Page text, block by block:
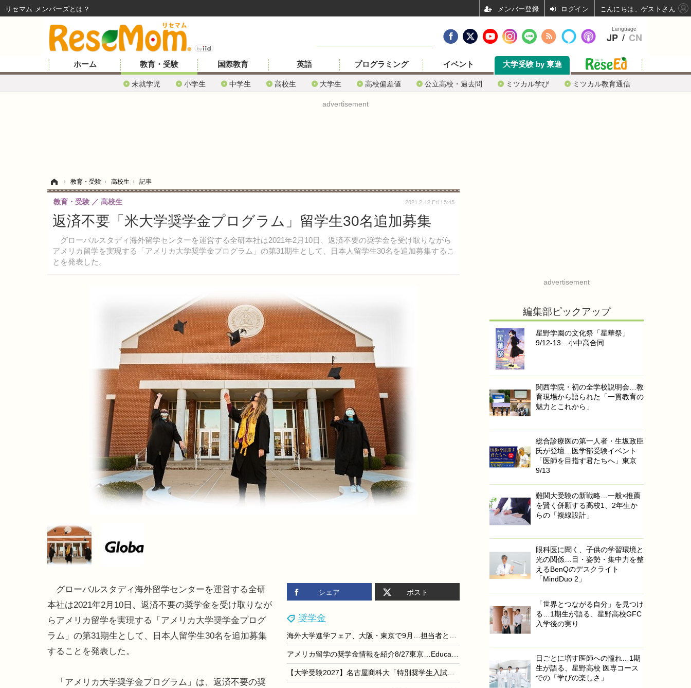
ホーム 教育・受験
未就学児 小学生 中学生 高校生 大学生 高校偏差値 公立高校・過去問 ミツカル学び ミツカル教育通信
国際教育 英語 プログラミング イベント 大学受験 by 東進
advertisement
› 教育・受験 › 高校生 › 記事
返済不要「米大学奨学金プログラム」留学生30名追加募集
グローバルスタディ海外留学センターを運営する全研本社は2021年2月10日、返済不要の奨学金を受け取りながら
アメリカ留学を実現する「アメリカ大学奨学金プログラム」の第31期生として、日本人留学生30名を追加募集するこ
とを発表した。
教育・受験 高校生 2021.2.12 Fri 15:45
シェア ポスト
奨学金
海外大学進学フェア、大阪・東京で9月…担当者と個別相談
アメリカ留学の奨学金情報を紹介8/27東京…EducationUSA
【大学受験2027】名古屋商科大「特別奨学生入試」最大360万円給付
グローバルスタディ海外留学センターを運営する全研
本社は2021年2月10日、返済不要の奨学金を受け取りなが
らアメリカ留学を実現する「アメリカ大学奨学金プログ
ラム」の第31期生として、日本人留学生30名を追加募集
することを発表した。
「アメリカ大学奨学金プログラム」は、返済不要の奨
advertisement
編集部ピックアップ
星野学園の文化祭「星華祭」
9/12-13…小中高合同
関西学院・初の全学校説明会…教
育現場から語られた「一貫教育の
魅力とこれから」
総合診療医の第一人者・生坂政臣
氏が登壇…医学部受験イベント
「医師を目指す君たちへ」東京
9/13
難関大受験の新戦略…一般×推薦
を賢く併願する高校1、2年生か
らの「複線設計」
眼科医に聞く、子供の学習環境と
光の関係…目・姿勢・集中力を整
えるBenQのデスクライト
「MindDuo 2」
「世界とつながる自分」を見つけ
る…1期生が語る、星野高校GFC
入学後の実り
日ごとに増す医師への憧れ…1期
生が語る、星野高校 医専コース
での「学びの楽しさ」
Language
JP / CN
リセマム メンバーズ ログイン こんにちは、ゲストさん